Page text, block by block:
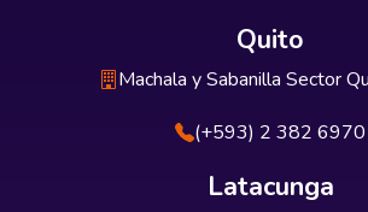
Quito
Machala y Sabanilla Sector
(+593) 2 382 6970
Latacunga